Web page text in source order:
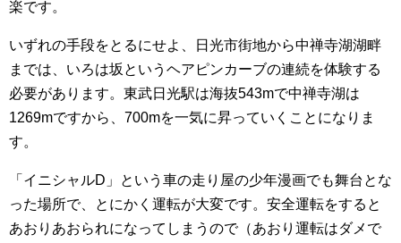
楽です。
いずれの手段をとるにせよ、日光市街地から中禅寺湖湖畔
までは、いろは坂というヘアピンカーブの連続を体験する
必要があります。東武日光駅は海抜543mで中禅寺湖は
1269mですから、700mを一気に昇っていくことになりま
す。
「イニシャルD」という車の走り屋の少年漫画でも舞台とな
った場所で、とにかく運転が大変です。安全運転をすると
あおりあおられになってしまうので（あおり運転はダメで